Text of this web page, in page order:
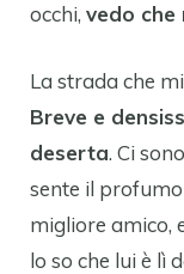
occhi, vedo che
La strada che
Breve e
deserta. Ci
sente il profumo
migliore amico,
lo so che lui è lì